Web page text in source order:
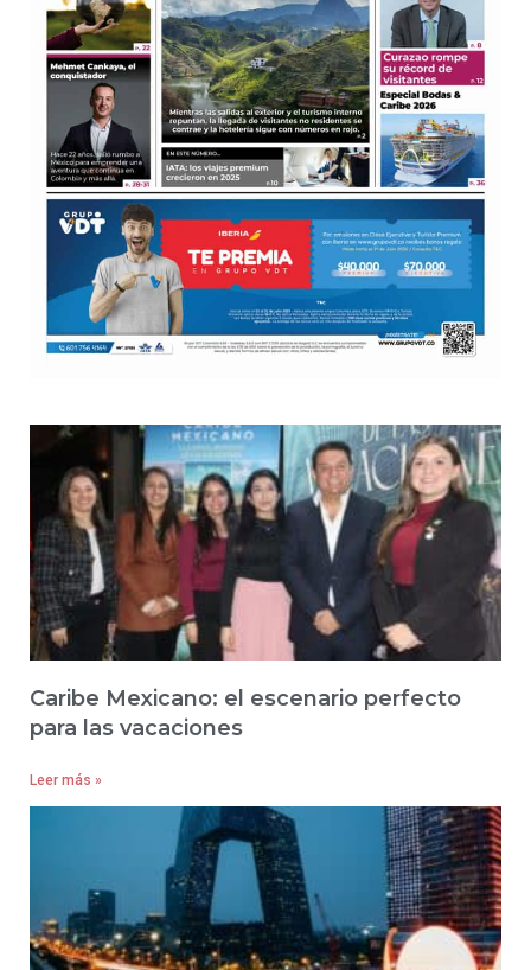
Caribe Mexicano: el escenario perfecto
para las vacaciones
Leer más »